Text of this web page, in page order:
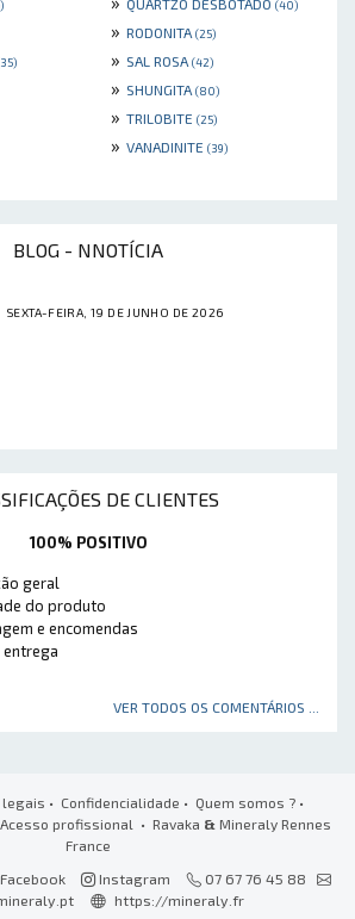
QUARTZO DESBOTADO (40)
» RODONITA (25)
» SAL ROSA (42)
» SHUNGITA (80)
» TRILOBITE (25)
» VANADINITE (39)
BLOG - NNOTÍCIA
SEXTA-FEIRA, 19 DE JUNHO DE 2026
DE CLIENTES
100% POSITIVO
geral
do produto
e encomendas
entrega
VER TODOS OS COMENTÁRIOS ...
legais • Confidencialidade • Quem somos ?•
Acesso profissional • Ravaka & Mineraly Rennes
France
Instagram
07 67 76 45 88
https://mineraly.fr